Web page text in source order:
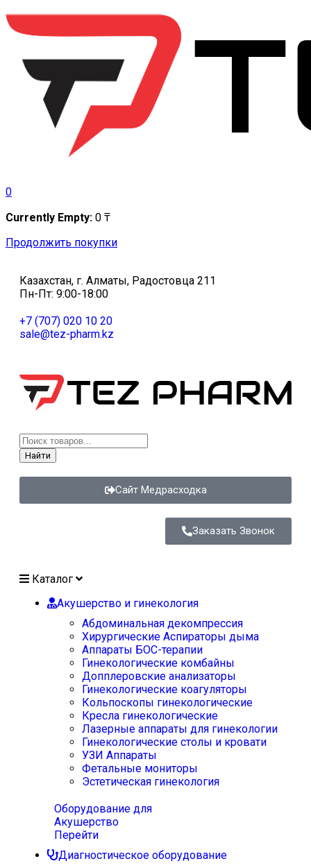
0
Currently Empty: 0 ₸
Продолжить покупки
Казахстан, г. Алматы, Радостовца 211
Пн-Пт: 9:00-18:00
+7 (707) 020 10 20
sale@tez-pharm.kz
Найти
Сайт Медрасходка
Заказать Звонок
Каталог
Акушерство и гинекология
Абдоминальная декомпрессия
Хирургические Аспираторы дыма
Аппараты БОС-терапии
Гинекологические комбайны
Допплеровские анализаторы
Гинекологические коагуляторы
Кольпоскопы гинекологические
Кресла гинекологические
Лазерные аппараты для гинекологии
Гинекологические столы и кровати
УЗИ Аппараты
Фетальные мониторы
Эстетическая гинекология
Оборудование для
Акушерство
Перейти
Диагностическое оборудование